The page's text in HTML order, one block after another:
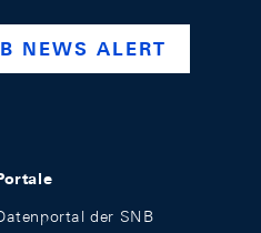
company/swiss-
NEWS ALERT
der SNB